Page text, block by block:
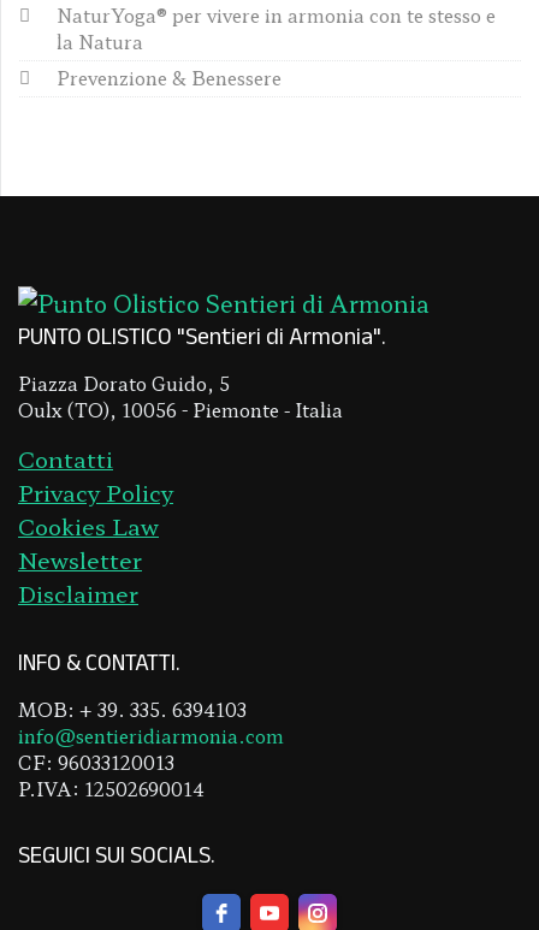
NaturYoga® per vivere in armonia con te stesso e
la Natura
Prevenzione & Benessere
PUNTO OLISTICO "Sentieri di Armonia"
Piazza Dorato Guido, 5
Oulx (TO), 10056 - Piemonte - Italia
Contatti
Privacy Policy
Cookies Law
Newsletter
Disclaimer
INFO & CONTATTI
MOB: + 39. 335. 6394103
info@sentieridiarmonia.com
CF: 96033120013
P.IVA: 12502690014
SEGUICI SUI SOCIALS